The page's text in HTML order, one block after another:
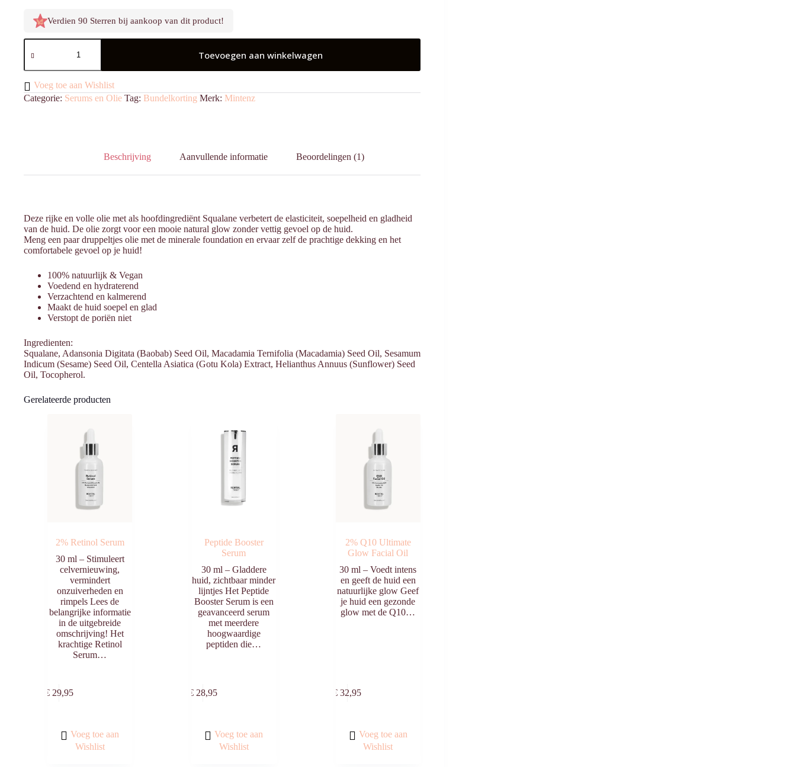
Verdien 90 Sterren bij aankoop van dit product!
Natural
Glow
Oil
aantal
Toevoegen aan winkelwagen
Voeg toe aan Wishlist
Categorie: Serums en Olie Tag: Bundelkorting Merk: Mintenz
Beschrijving Aanvullende informatie Beoordelingen (1)
Deze rijke en volle olie met als hoofdingrediënt Squalane verbetert de elasticiteit, soepelheid en gladheid
van de huid. De olie zorgt voor een mooie natural glow zonder vettig gevoel op de huid.
Meng een paar druppeltjes olie met de minerale foundation en ervaar zelf de prachtige dekking en het
comfortabele gevoel op je huid!
100% natuurlijk & Vegan
Voedend en hydraterend
Verzachtend en kalmerend
Maakt de huid soepel en glad
Verstopt de poriën niet
Ingredienten:
Squalane, Adansonia Digitata (Baobab) Seed Oil, Macadamia Ternifolia (Macadamia) Seed Oil, Sesamum
Indicum (Sesame) Seed Oil, Centella Asiatica (Gotu Kola) Extract, Helianthus Annuus (Sunflower) Seed
Oil, Tocopherol.
Gerelateerde producten
2% Retinol Serum
30 ml – Stimuleert
celvernieuwing,
vermindert
onzuiverheden en
rimpels Lees de
belangrijke informatie
in de uitgebreide
omschrijving! Het
krachtige Retinol
Serum…
€29,95
Voeg toe aan
Wishlist
Peptide Booster
Serum
30 ml – Gladdere
huid, zichtbaar minder
lijntjes Het Peptide
Booster Serum is een
geavanceerd serum
met meerdere
hoogwaardige
peptiden die…
€28,95
Voeg toe aan
Wishlist
2% Q10 Ultimate
Glow Facial Oil
30 ml – Voedt intens
en geeft de huid een
natuurlijke glow Geef
je huid een gezonde
glow met de Q10…
€ 32,95
Voeg toe aan
Wishlist